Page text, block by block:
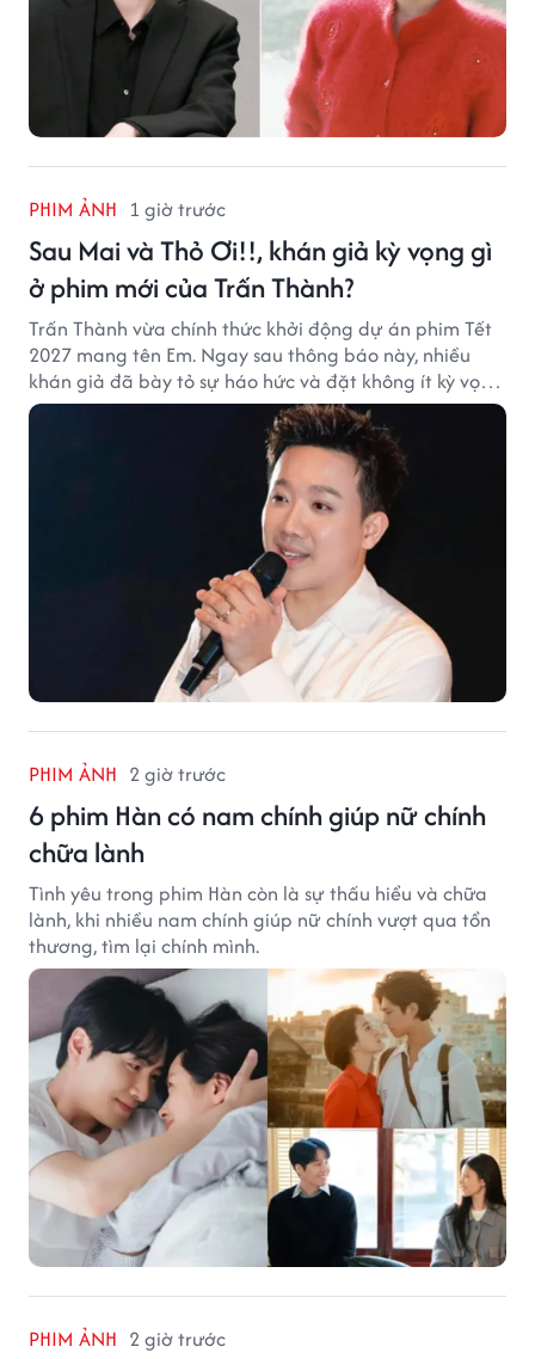
PHIM ẢNH 1 giờ trước
Sau Mai và Thỏ Ơi!!, khán giả kỳ vọng gì
ở phim mới của Trấn Thành?
Trấn Thành vừa chính thức khởi động dự án phim Tết
2027 mang tên Em. Ngay sau thông báo này, nhiều
khán giả đã bày tỏ sự háo hức và đặt không ít kỳ vọng
vào bộ phim mới của Trấn Thành.
PHIM ẢNH 2 giờ trước
6 phim Hàn có nam chính giúp nữ chính
chữa lành
Tình yêu trong phim Hàn còn là sự thấu hiểu và chữa
lành, khi nhiều nam chính giúp nữ chính vượt qua tổn
thương, tìm lại chính mình.
PHIM ẢNH 2 giờ trước